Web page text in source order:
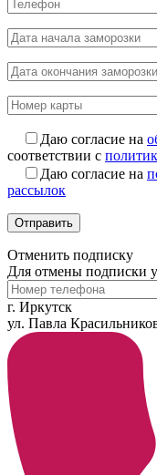
Даю согласие на
соответствии с
Даю согласие на
рассылок
Отменить подписку
Для отмены подписки
г. Иркутск
ул. Павла